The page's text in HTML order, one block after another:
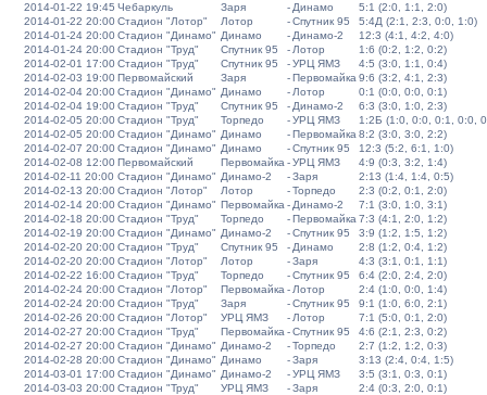
2014-01-22 19:45 Чебаркуль Заря - Динамо
5:1 (2:0, 1:1, 2:0)
2014-01-22 20:00Стадион "Лотор" Лотор -Спутник 95
5:4Д (2:1, 2:3, 0:0, 1:0)
2014-01-24 20:00Стадион "Динамо" Динамо - Динамо-2
12:3 (4:1, 4:2, 4:0)
2014-01-24 20:00Стадион "Труд" Спутник 95 - Лотор
1:6 (0:2, 1:2, 0:2)
2014-02-01 17:00Стадион "Труд" Спутник 95 -УРЦ ЯМЗ
4:5 (3:0, 1:1, 0:4)
2014-02-03 19:00Первомайский Заря -Первомайка 9:6 (3:2, 4:1, 2:3)
2014-02-04 20:00Стадион "Динамо" Динамо - Лотор
0:1 (0:0, 0:0, 0:1)
2014-02-04 19:00Стадион "Труд" Спутник 95 - Динамо-2
6:3 (3:0, 1:0, 2:3)
2014-02-05 20:00Стадион "Труд" Торпедо -УРЦ ЯМЗ
1:2Б (1:0, 0:0, 0:1, 0:0,
2014-02-05 20:00Стадион "Динамо" Динамо -Первомайка 8:2 (3:0, 3:0, 2:2)
2014-02-07 20:00Стадион "Динамо" Динамо -Спутник 95
12:3 (5:2, 6:1, 1:0)
2014-02-08 12:00Первомайский Первомайка -УРЦ ЯМЗ
4:9 (0:3, 3:2, 1:4)
2014-02-11 20:00 Стадион "Динамо" Динамо-2 -Заря
2:13 (1:4, 1:4, 0:5)
2014-02-13 20:00Стадион "Лотор" Лотор -Торпедо
2:3 (0:2, 0:1, 2:0)
2014-02-14 20:00Стадион "Динамо" Первомайка - Динамо-2
7:1 (3:0, 1:0, 3:1)
2014-02-18 20:00Стадион "Труд" Торпедо -Первомайка 7:3 (4:1, 2:0, 1:2)
2014-02-19 20:00Стадион "Динамо" Динамо-2 -Спутник 95
3:9 (1:2, 1:5, 1:2)
2014-02-20 20:00Стадион "Труд" Спутник 95 - Динамо
2:8 (1:2, 0:4, 1:2)
2014-02-20 20:00Стадион "Лотор" Лотор -Заря
4:3 (3:1, 0:1, 1:1)
2014-02-22 16:00Стадион "Труд" Торпедо -Спутник 95
6:4 (2:0, 2:4, 2:0)
2014-02-24 20:00Стадион "Лотор" Первомайка - Лотор
2:4 (1:0, 0:0, 1:4)
2014-02-24 20:00Стадион "Труд" Заря -Спутник 95
9:1 (1:0, 6:0, 2:1)
2014-02-26 20:00Стадион "Лотор" УРЦ ЯМЗ - Лотор
7:1 (5:0, 0:1, 2:0)
2014-02-27 20:00Стадион "Труд" Первомайка -Спутник 95
4:6 (2:1, 2:3, 0:2)
2014-02-27 20:00Стадион "Динамо" Динамо-2 -Торпедо
2:7 (1:2, 1:2, 0:3)
2014-02-28 20:00Стадион "Динамо" Динамо -Заря
3:13 (2:4, 0:4, 1:5)
2014-03-01 17:00Стадион "Динамо" Динамо-2 -УРЦ ЯМЗ
3:5 (3:1, 0:3, 0:1)
2014-03-03 20:00Стадион "Труд" УРЦ ЯМЗ -Заря
2:4 (0:3, 2:0, 0:1)